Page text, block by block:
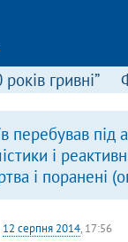
років гривні”
перебував під
і
і поранені
12 серпня 2014, 17:56